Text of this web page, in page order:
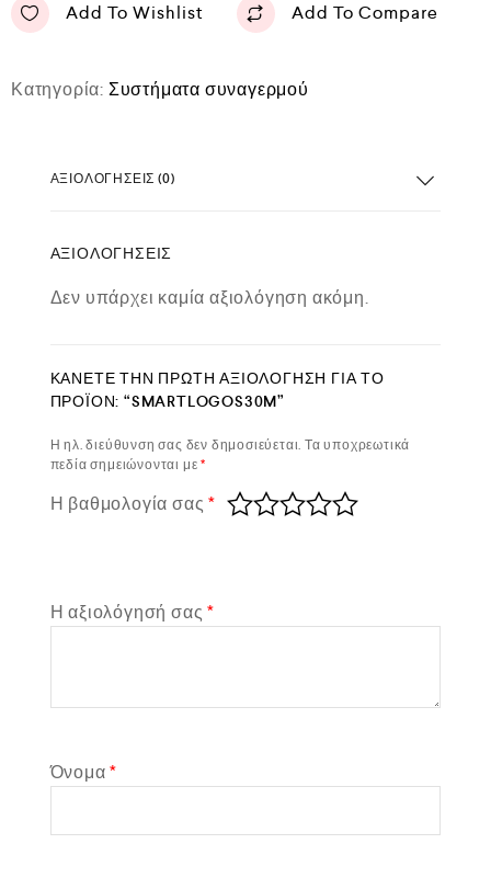
Add To Wishlist Add To Compare
Κατηγορία: Συστήματα συναγερμού
ΑΞΙΟΛΟΓΉΣΕΙΣ (0)
ΑΞΙΟΛΟΓΉΣΕΙΣ
Δεν υπάρχει καμία αξιολόγηση ακόμη.
ΚΆΝΕΤΕ ΤΗΝ ΠΡΏΤΗ ΑΞΙΟΛΌΓΗΣΗ ΓΙΑ ΤΟ
ΠΡΟΪΌΝ: “SMARTLOGOS30M”
Η ηλ. διεύθυνση σας δεν δημοσιεύεται. Τα υποχρεωτικά
πεδία σημειώνονται με*
Η βαθμολογία σας*
Η αξιολόγησή σας*
Όνομα*